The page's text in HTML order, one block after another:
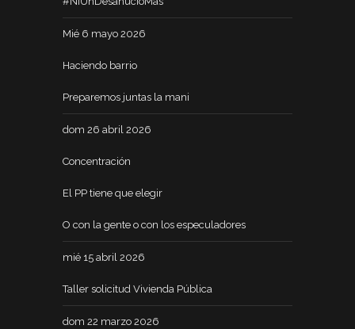
Mié 6 mayo 2026
Haciendo barrio
Preparemos juntas la mani
dom 26 abril 2026
Concentración
El PP tiene que elegir
O con la gente o con los especuladores
mié 15 abril 2026
Taller solicitud Vivienda Pública
dom 22 marzo 2026